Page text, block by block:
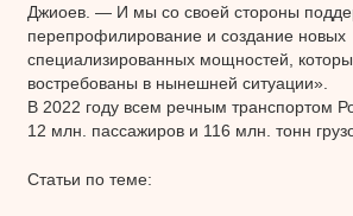
Джиоев. — И мы со своей стороны
перепрофилирование и создание новых
специализированных мощностей,
востребованы в нынешней ситуации».
В 2022 году всем речным транспортом
12 млн. пассажиров и 116 млн. тонн
Статьи по теме: